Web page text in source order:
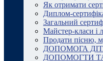
Як отримати
Диплом-
Загальний
Майстер-класи і
Продати пісню,
ДОПОМОГА
ДОПОМОГТИ